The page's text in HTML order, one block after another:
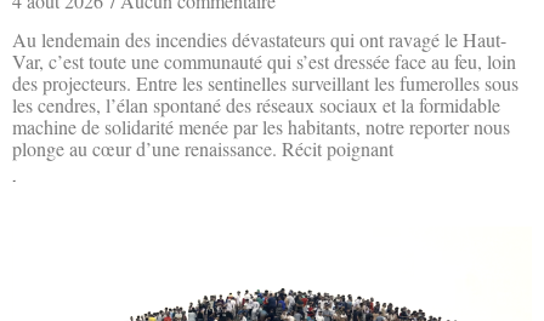
Au lendemain des incendies dévastateurs qui ont ravagé le Haut-
Var, c’est toute une communauté qui s’est dressée face au feu, loin
des projecteurs. Entre les sentinelles surveillant les fumerolles sous
les cendres, l’élan spontané des réseaux sociaux et la formidable
machine de solidarité menée par les habitants, notre reporter nous
plonge au cœur d’une renaissance. Récit poignant